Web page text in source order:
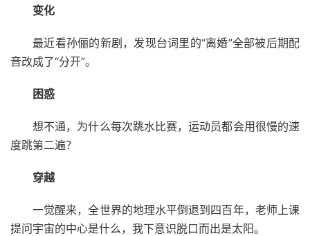
变化
最近看孙俪的新剧，发现台词里的“离婚”全部被后期配
音改成了“分开”。
困惑
想不通，为什么每次跳水比赛，运动员都会用很慢的速
度跳第二遍？
穿越
一觉醒来，全世界的地理水平倒退到四百年，老师上课
提问宇宙的中心是什么，我下意识脱口而出是太阳。